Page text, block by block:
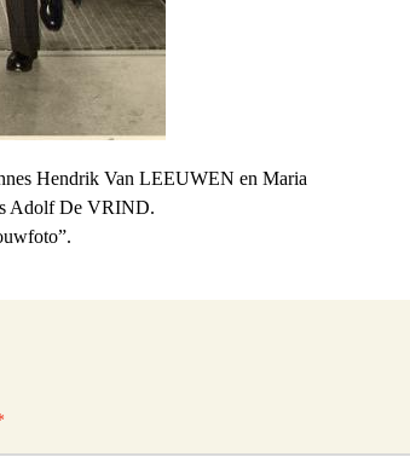
Hendrik Van LEEUWEN en Maria
Adolf De VRIND.